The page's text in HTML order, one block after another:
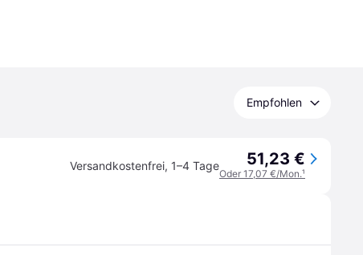
Empfohlen
Versandkostenfrei, 1–4 Tage 51,23 €
Oder 17,07 €/Mon.¹